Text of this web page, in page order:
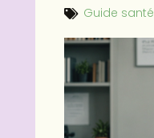
Guide santé